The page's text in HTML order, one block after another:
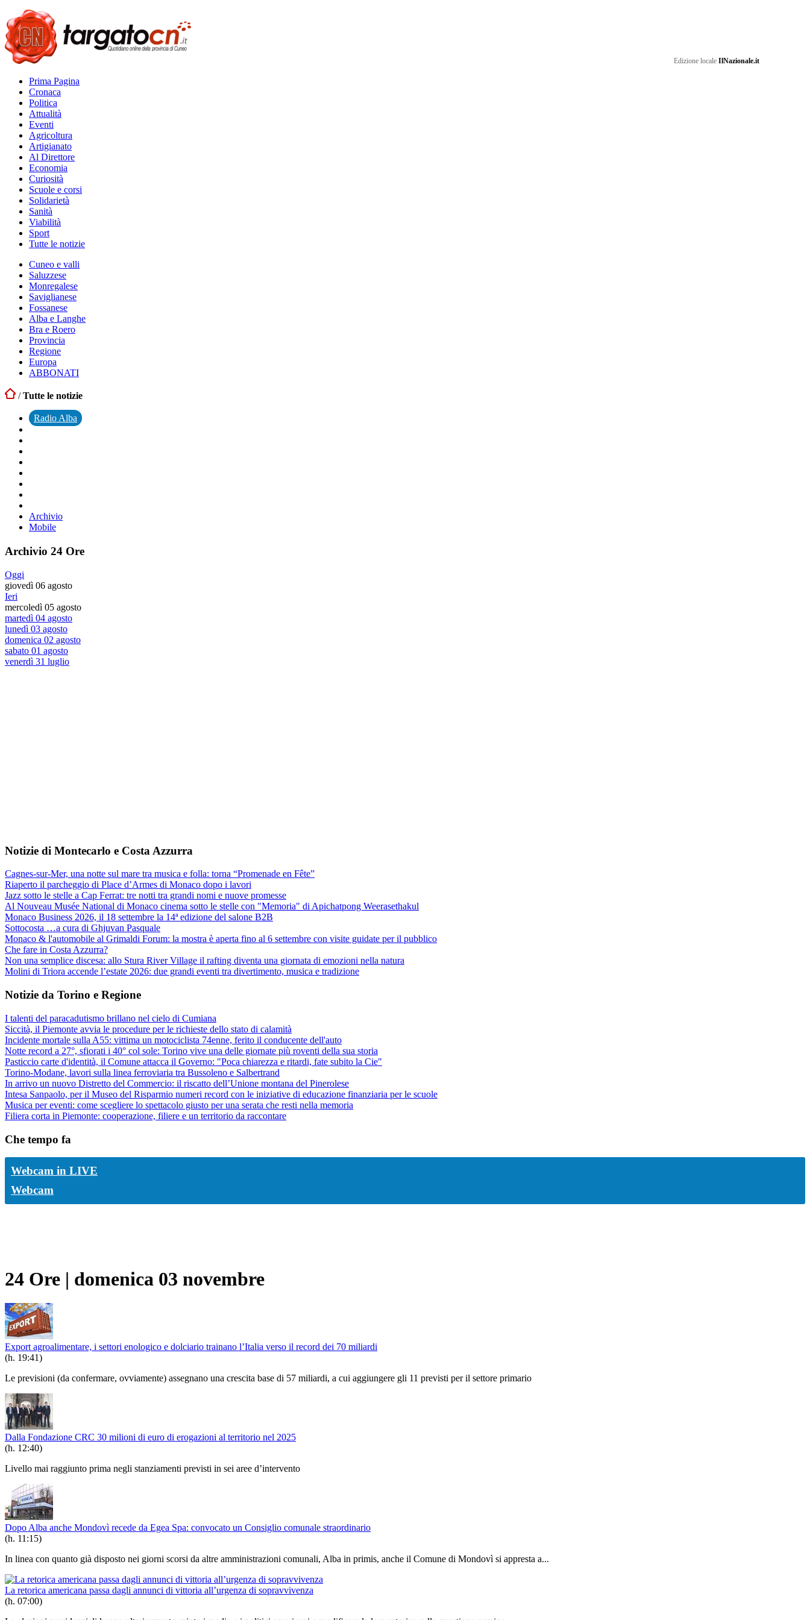
Edizione locale IlNazionale.it
Prima Pagina
Cronaca
Politica
Attualità
Eventi
Agricoltura
Artigianato
Al Direttore
Economia
Curiosità
Scuole e corsi
Solidarietà
Sanità
Viabilità
Sport
Tutte le notizie
Cuneo e valli
Saluzzese
Monregalese
Saviglianese
Fossanese
Alba e Langhe
Bra e Roero
Provincia
Regione
Europa
ABBONATI
/Tutte le notizie
Radio Alba
Archivio
Mobile
Archivio 24 Ore
Oggi
giovedì 06 agosto
Ieri
mercoledì 05 agosto
martedì 04 agosto
lunedì 03 agosto
domenica 02 agosto
sabato 01 agosto
venerdì 31 luglio
Notizie di Montecarlo e Costa Azzurra
Cagnes-sur-Mer, una notte sul mare tra musica e folla: torna “Promenade en Fête”
Riaperto il parcheggio di Place d’Armes di Monaco dopo i lavori
Jazz sotto le stelle a Cap Ferrat: tre notti tra grandi nomi e nuove promesse
Al Nouveau Musée National di Monaco cinema sotto le stelle con "Memoria" di Apichatpong Weerasethakul
Monaco Business 2026, il 18 settembre la 14ª edizione del salone B2B
Sottocosta …a cura di Ghjuvan Pasquale
Monaco & l'automobile al Grimaldi Forum: la mostra è aperta fino al 6 settembre con visite guidate per il pubblico
Che fare in Costa Azzurra?
Non una semplice discesa: allo Stura River Village il rafting diventa una giornata di emozioni nella natura
Molini di Triora accende l’estate 2026: due grandi eventi tra divertimento, musica e tradizione
Notizie da Torino e Regione
I talenti del paracadutismo brillano nel cielo di Cumiana
Siccità, il Piemonte avvia le procedure per le richieste dello stato di calamità
Incidente mortale sulla A55: vittima un motociclista 74enne, ferito il conducente dell'auto
Notte record a 27°, sfiorati i 40° col sole: Torino vive una delle giornate più roventi della sua storia
Pasticcio carte d'identità, il Comune attacca il Governo: "Poca chiarezza e ritardi, fate subito la Cie"
Torino-Modane, lavori sulla linea ferroviaria tra Bussoleno e Salbertrand
In arrivo un nuovo Distretto del Commercio: il riscatto dell’Unione montana del Pinerolese
Intesa Sanpaolo, per il Museo del Risparmio numeri record con le iniziative di educazione finanziaria per le scuole
Musica per eventi: come scegliere lo spettacolo giusto per una serata che resti nella memoria
Filiera corta in Piemonte: cooperazione, filiere e un territorio da raccontare
Che tempo fa
Webcam in LIVE
Webcam
24 Ore | domenica 03 novembre
Export agroalimentare, i settori enologico e dolciario trainano l’Italia verso il record dei 70 miliardi
(h. 19:41)
Le previsioni (da confermare, ovviamente) assegnano una crescita base di 57 miliardi, a cui aggiungere gli 11 previsti per il settore primario
Dalla Fondazione CRC 30 milioni di euro di erogazioni al territorio nel 2025
(h. 12:40)
Livello mai raggiunto prima negli stanziamenti previsti in sei aree d’intervento
Dopo Alba anche Mondovì recede da Egea Spa: convocato un Consiglio comunale straordinario
(h. 11:15)
In linea con quanto già disposto nei giorni scorsi da altre amministrazioni comunali, Alba in primis, anche il Comune di Mondovì si appresta a...
La retorica americana passa dagli annunci di vittoria all’urgenza di sopravvivenza
(h. 07:00)